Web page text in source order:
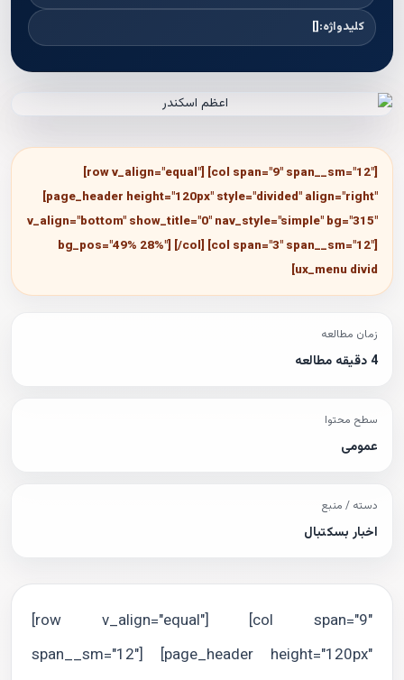
کلیدواژه:[]
[row v_align="equal"] [col span="9" span__sm="12"]
[page_header height="120px" style="divided" align="right"
v_align="bottom" show_title="0" nav_style="simple" bg="315"
bg_pos="49% 28%"] [/col] [col span="3" span__sm="12"]
[ux_menu divid
زمان مطالعه
4 دقیقه مطالعه
سطح محتوا
عمومی
دسته / منبع
اخبار بسکتبال
[row v_align="equal"] [col span="9"
span__sm="12"] [page_header height="120px"